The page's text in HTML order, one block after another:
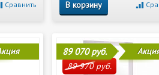
Сравнить В корзину
89 070 руб.
89 970 руб.